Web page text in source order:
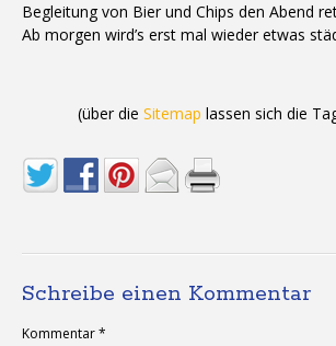
Begleitung von Bier und Chips den Abend
Ab morgen wird’s erst mal wieder etwas
(über die Sitemap lassen sich die
Schreibe einen Kommentar
Kommentar*